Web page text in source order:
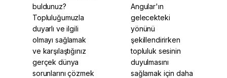
buldunuz?
Topluluğumuzla
duyarlı ve ilgili
olmayı sağlamak
ve karşılaştığınız
gerçek dünya
sorunlarını çözmek
Angular'ın
gelecekteki
yönünü
şekillendirirken
topluluk sesinin
duyulmasını
sağlamak için daha